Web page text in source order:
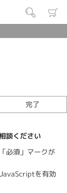
完了
談ください
必須」マークが
を有効